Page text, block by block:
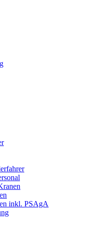
inkl. PSAgA